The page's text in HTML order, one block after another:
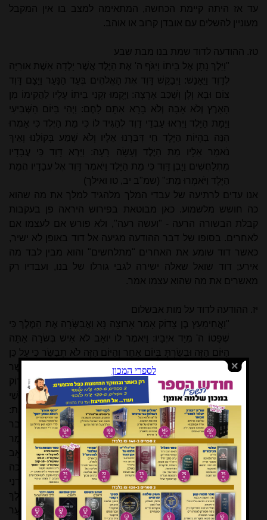
עד אז היתה קיימת הכחשה, המתאימה למצב בו אין המקבל
מעוניין להשלים עם אובדן קרוב או אוהב.
טז. ההודעה לדוד שמת בנו מבת שבע
"וַיֵּלֶךְ נָתָן אֶל בֵּיתוֹ וַיִּגֹּף ה' אֶת הַיֶּלֶד אֲשֶׁר יָלְדָה אֵשֶׁת אוּרִיָּה
לְדָוִד וַיֵּאָנַשׁ: וַיְבַקֵּשׁ דָּוִד אֶת הָאֱלֹהִים בְּעַד הַנָּעַר וַיָּצָם דָּוִד
צוֹם וּבָא וְלָן וְשָׁכַב אָרְצָה: וַיָּקֻמוּ זִקְנֵי בֵיתוֹ עָלָיו לַהֲקִימוֹ מִן
הָאָרֶץ וְלֹא אָבָה וְלֹא בָרָא אִתָּם לָחֶם: וַיְהִי בַּיּוֹם הַשְּׁבִיעִי
וַיָּמָת הַיָּלֶד וַיִּרְאוּ עַבְדֵי דָוִד לְהַגִּיד לוֹ כִּי מֵת הַיֶּלֶד כִּי אָמְרוּ
הִנֵּה בִהְיוֹת הַיֶּלֶד חַי דִּבַּרְנוּ אֵלָיו וְלֹא שָׁמַע בְּקוֹלֵנוּ וְאֵיךְ
נֹאמַר אֵלָיו מֵת הַיֶּלֶד וְעָשָׂה רָעָה: וַיַּרְא דָּוִד כִּי עֲבָדָיו
מִתְלַחֲשִׁים וַיָּבֶן דָּוִד כִּי מֵת הַיָּלֶד וַיֹּאמֶר דָּוִד אֶל עֲבָדָיו הֲמֵת
הַיֶּלֶד וַיֹּאמְרוּ מֵת:" (שמ"ב יב, טו ואילך)
אנו עדים לרתיעה של עבדי המלך מלהגיד למלך את מה שהוא
כה חושש מלשמוע. כאן מבוטאת בפירוש היראה פן בעקבות
קבלת הבשורה הרעה - "ועשה רעה", ולא פורש אם לעצמו אם
לאחרים. בסופו של דבר ההודעה מגיעה אל דוד באופן לא ישיר,
כאשר דוד שומע את האחרים "מתלחשים" והוא מבין לבד מה
אירע; דוד שואל שאלה ישירה לגבי גורלו של בנו, ועבדיו רק
מאשרים את מה שהוא עצמו אמר.
יז. ההודעה לדוד על מות אבשלום
"וַאֲחִימַעַץ בֶּן צָדוֹק אָמַר אָרוּצָה נָּא וַאֲבַשְּׂרָה אֶת הַמֶּלֶךְ כִּי
שְׁפָטוֹ ה' מִיַּד איְבָיו: וַיּאמֶר לוֹ יוֹאָב לֹא אִישׁ בְּשׂרָה אַתָּה
הַיּוֹם הַזֶּה וּבִשַּׂרְתָּ בְּיוֹם אַחֵר וְהַיּוֹם הַזֶּה לֹא תְבַשֵּׂר כִּי עַל כֵּן
בֶּן הַמֶּלֶךְ מֵת: וַיּאמֶר יוֹאָב לַכּוּשִׁי לֵךְ הַגֵּד לַמֶּלֶךְ אֲשֶׁר
רָאִיתָה וַיִּשְׁתַּחוּ כוּשִׁי לְיוֹאָב וַיָּרץ: וַיּסֶף עוֹד אֲחִימַעַץ בֶּן צָדוֹק
וַיּאמֶר אֶל יוֹאָב וִיהִי מָה אָרֻצָה נָּא גַם אָנִי אַחֲרֵי הַכּוּשִׁי
וַיּאמֶר יוֹאָב לָמָּה זֶּה אַתָּה רָץ בְּנִי וּלְכָה אֵין בְּשׂרָה מצֵאת:
וִיהִי מָה אָרוּץ וַיּאמֶר לוֹ רוּץ וַיָּרָץ אֲחִימַעַץ דֶּרֶךְ הַכִּכָּר וַיַּעֲבר
אֶת-הַכּוּשִׁי... וַיּאמֶר הַמֶּלֶךְ שָׁלוֹם לַנַּעַר לְאַבְשָׁלוֹם וַיּאמֶר
אֲחִימַעַץ רָאִיתִי הֶהָמוֹן הַגָּדוֹל לִשְׁלֹחַ אֶת עֶבֶד הַמֶּלֶךְ יוֹאָב
וְאֶת עַבְדֶּךָ וְלֹא יָדַעְתִּי מָה: וַיּאמֶר הַמֶּלֶךְ סֹב הִתְיַצֵּב כּה
וַיִּסּב וַיַּעֲמד: וְהִנֵּה הַכּוּשִׁי בָּא וַיּאמֶר הַכּוּשִׁי יִתְבַּשֵּׂר אֲדנִי
הַמֶּלֶךְ כִּי שְׁפָטְךָ ה' הַיּוֹם מִיַּד כָּל הַקָּמִים עָלֶיךָ: וַיּאמֶר הַמֶּלֶךְ
אֶל הַכּוּשִׁי הֲשָׁלוֹם לַנַּעַר לְאַבְשָׁלוֹם וַיּאמֶר הַכּוּשִׁי יִהְיוּ כַנַּעַר